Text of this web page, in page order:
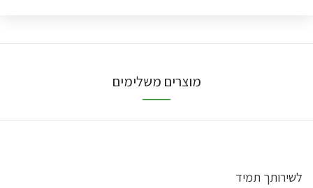
מוצרים משלימים
לשירותך תמיד